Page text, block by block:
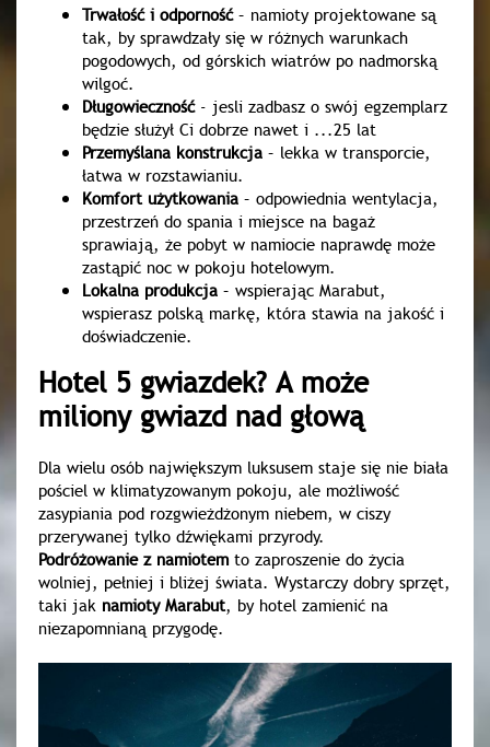
Trwałość i odporność– namioty projektowane są
tak, by sprawdzały się w różnych warunkach
pogodowych, od górskich wiatrów po nadmorską
wilgoć.
Długowieczność- jesli zadbasz o swój egzemplarz
będzie służył Ci dobrze nawet i ...25 lat
Przemyślana konstrukcja – lekka w transporcie,
łatwa w rozstawianiu.
Komfort użytkowania – odpowiednia wentylacja,
przestrzeń do spania i miejsce na bagaż
sprawiają, że pobyt w namiocie naprawdę może
zastąpić noc w pokoju hotelowym.
Lokalna produkcja – wspierając Marabut,
wspierasz polską markę, która stawia na jakość i
doświadczenie.
Hotel 5 gwiazdek? A może
miliony gwiazd nad głową
Dla wielu osób największym luksusem staje się nie biała
pościel w klimatyzowanym pokoju, ale możliwość
zasypiania pod rozgwieżdżonym niebem, w ciszy
przerywanej tylko dźwiękami przyrody.
Podróżowanie z namiotemto zaproszenie do życia
wolniej, pełniej i bliżej świata. Wystarczy dobry sprzęt,
taki jak namioty Marabut, by hotel zamienić na
niezapomnianą przygodę.